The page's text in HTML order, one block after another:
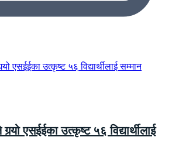
एसईईका उत्कृष्ट ५६ विद्यार्थीलाई